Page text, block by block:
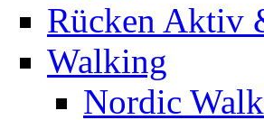
Rücken Aktiv
Walking
Nordic